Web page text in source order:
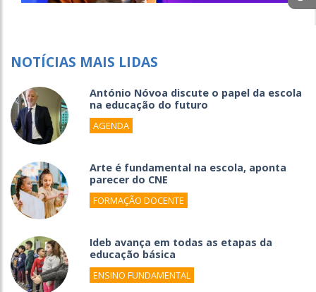
NOTÍCIAS MAIS LIDAS
António Nóvoa discute o papel da escola
na educação do futuro
AGENDA
Arte é fundamental na escola, aponta
parecer do CNE
FORMAÇÃO DOCENTE
Ideb avança em todas as etapas da
educação básica
ENSINO FUNDAMENTAL